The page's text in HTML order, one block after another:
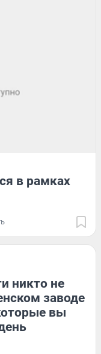
в рамках
никто не
заводе
вы